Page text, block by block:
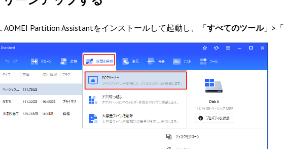
AOMEI Partition Assistantをインストールして起動し、「すべてのツール」>「